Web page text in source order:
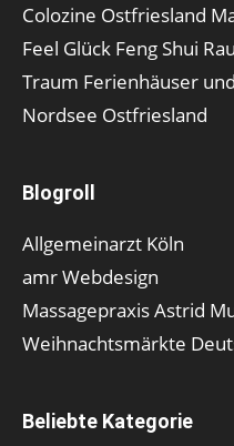
Colozine Ostfriesland
Feel Glück Feng Shui
Traum Ferienhäuser
Nordsee Ostfriesland
Blogroll
Allgemeinarzt Köln
amr Webdesign
Massagepraxis Astrid
Weihnachtsmärkte
Beliebte Kategorie